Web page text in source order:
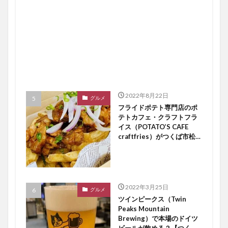
グルメ 2022年8月22日
フライドポテト専門店のポ
テトカフェ・クラフトフラ
イス（POTATO’S CAFE
craftfries）がつくば市松代
グルメ 2022年3月25日
ツインピークス（Twin
Peaks Mountain
Brewing）で本場のドイツ